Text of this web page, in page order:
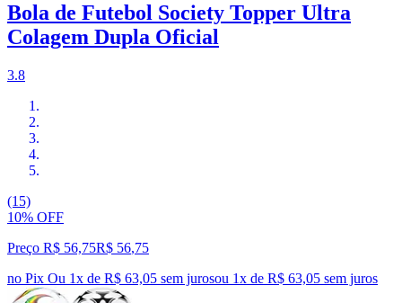
Bola de Futebol Society Topper Ultra
Colagem Dupla Oficial
3.8
(15)
10% OFF
Preço R$ 56,75R$ 56,75
no Pix Ou 1x de R$ 63,05 sem jurosou 1x de R$ 63,05 sem juros